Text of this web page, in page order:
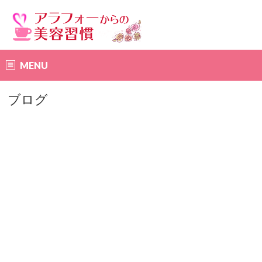
MENU
ブログ